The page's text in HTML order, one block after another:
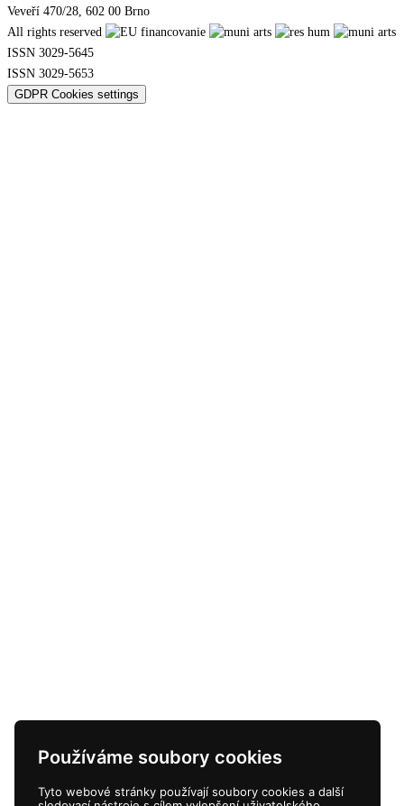
Používáme soubory cookies
Tyto webové stránky používají soubory cookies a další
Veveří 470/28, 602 00 Brno
All rights reserved
ISSN 3029-5645
ISSN 3029-5653
GDPR Cookies settings